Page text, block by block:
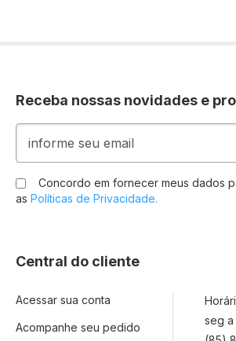
Receba nossas novidades e
Inscreva-
na
nossa
Newsletter:
Concordo em fornecer meus dados
as Políticas de Privacidade.
Central do cliente
Acessar sua conta
Acompanhe seu pedido
seg a